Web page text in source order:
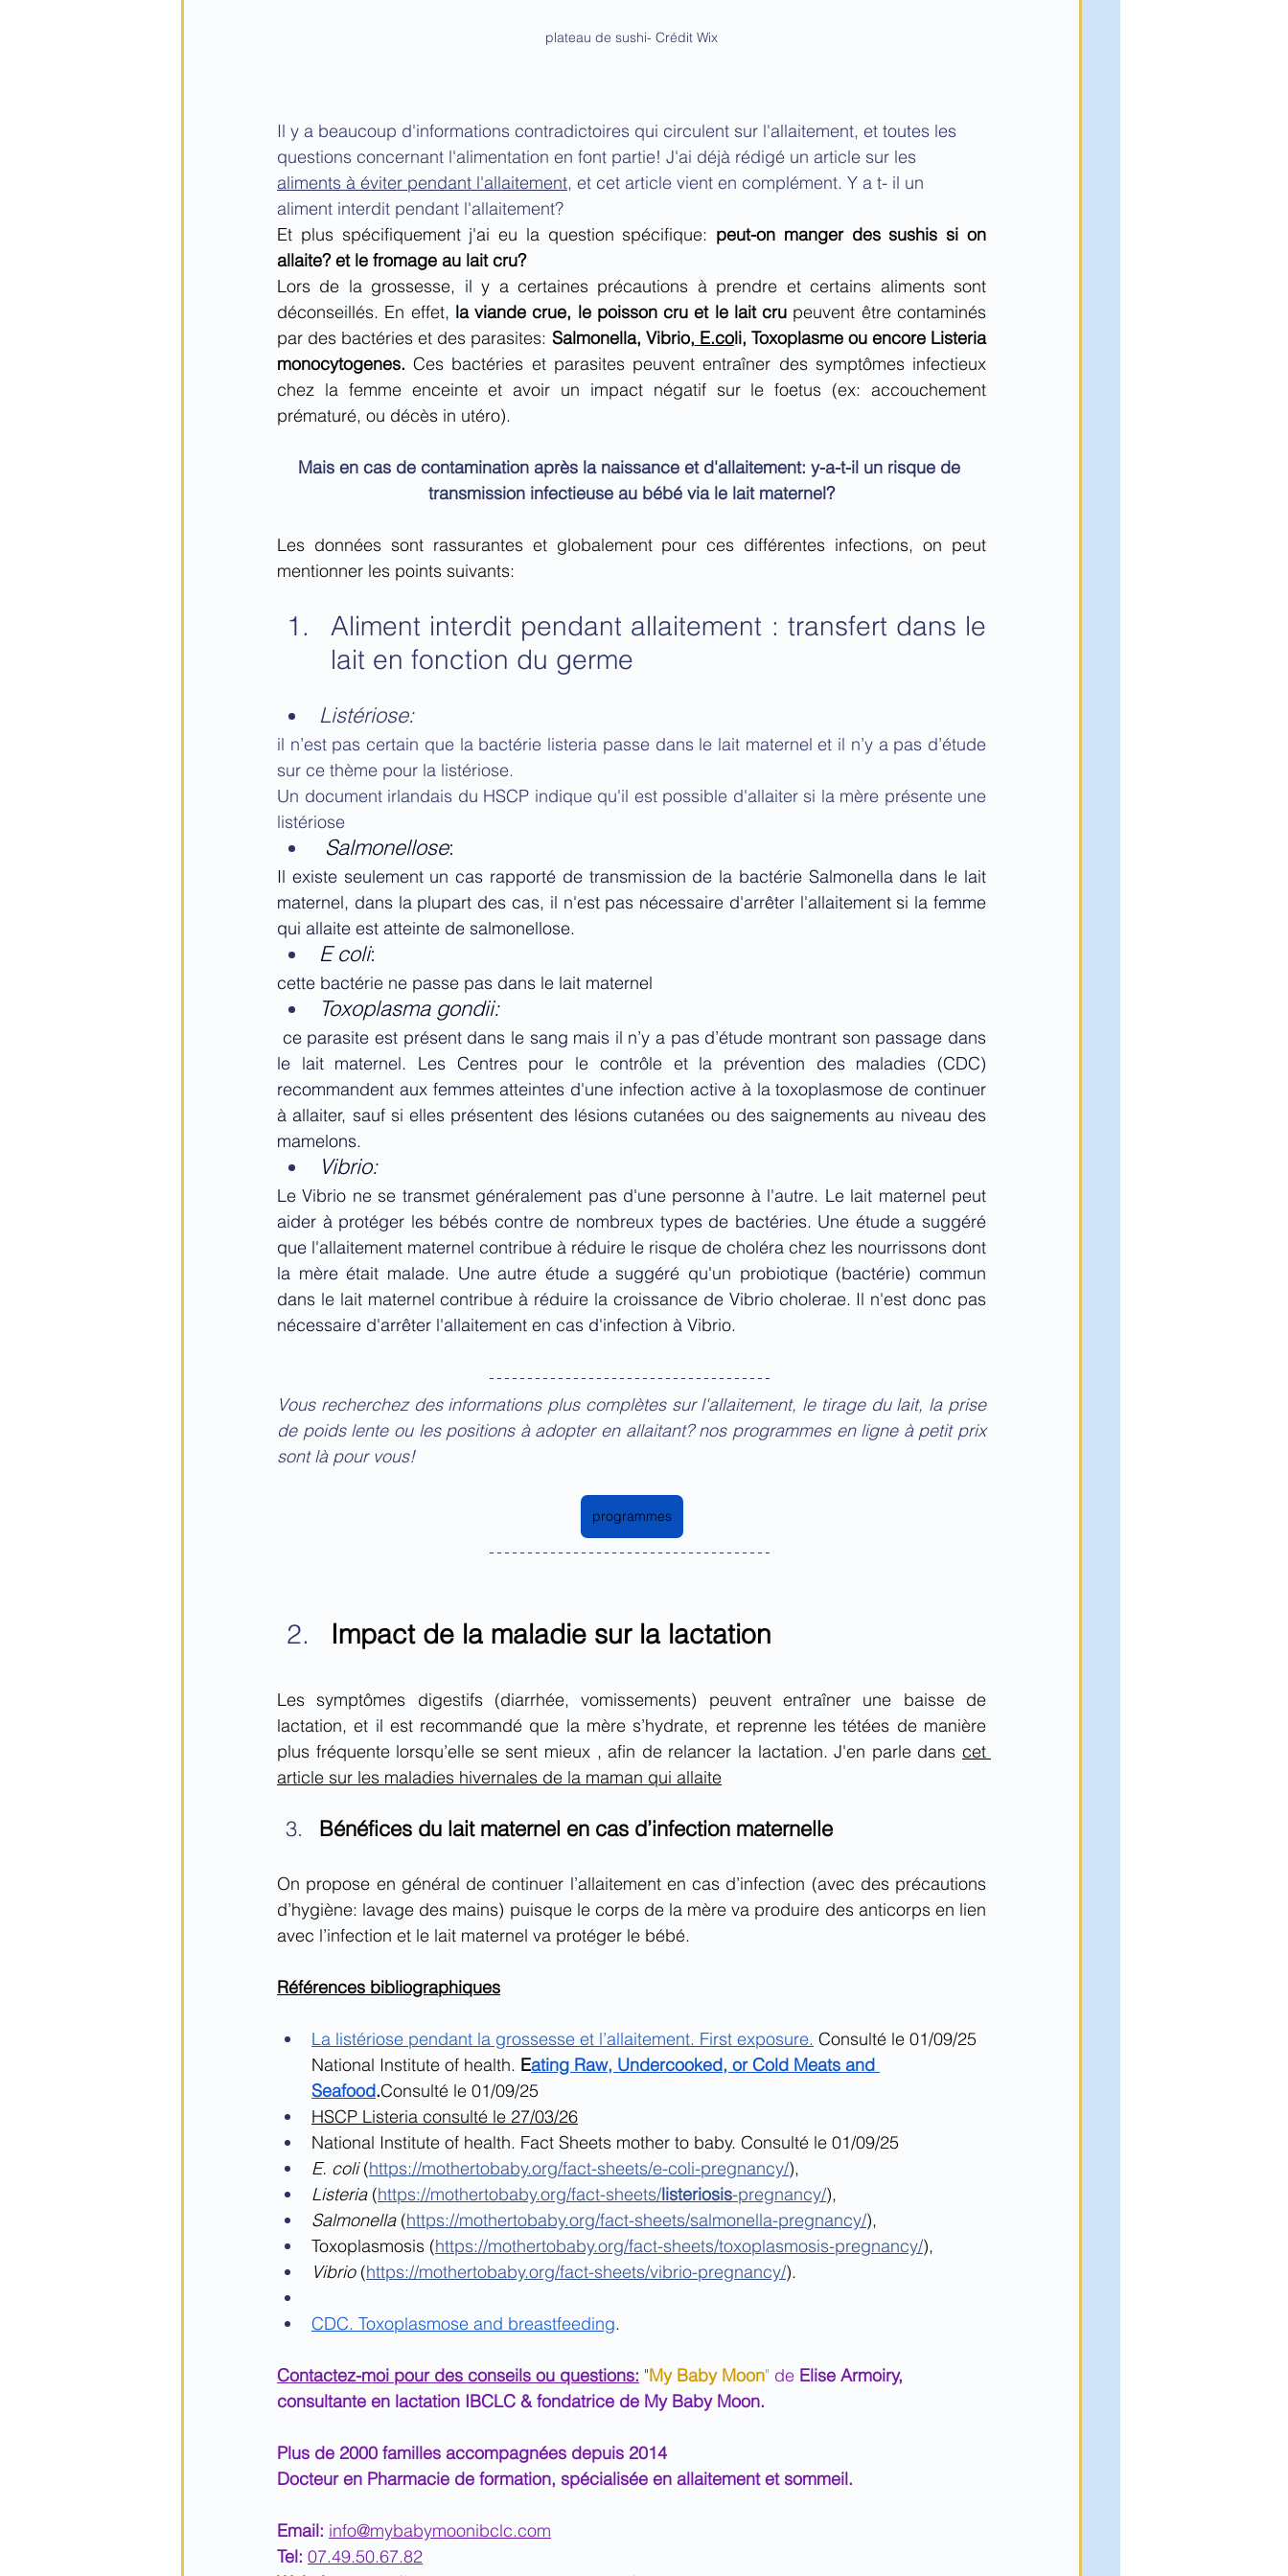
plateau de sushi- Crédit Wix
Il y a beaucoup d'informations contradictoires qui circulent sur l'allaitement, et toutes les
questions concernant l'alimentation en font partie! J'ai déjà rédigé un article sur les
aliments à éviter pendant l'allaitement, et cet article vient en complément. Y a t- il un
aliment interdit pendant l'allaitement?
Et plus spécifiquement j'ai eu la question spécifique: peut-on manger des sushis si on
allaite? et le fromage au lait cru?
Lors de la grossesse, il y a certaines précautions à prendre et certains aliments sont
déconseillés. En effet, la viande crue, le poisson cru et le lait cru peuvent être contaminés
par des bactéries et des parasites: Salmonella, Vibrio, E.coli, Toxoplasme ou encore Listeria
monocytogenes. Ces bactéries et parasites peuvent entraîner des symptômes infectieux
chez la femme enceinte et avoir un impact négatif sur le foetus (ex: accouchement
prématuré, ou décès in utéro).
Mais en cas de contamination après la naissance et d'allaitement: y-a-t-il un risque de
transmission infectieuse au bébé via le lait maternel?
Les données sont rassurantes et globalement pour ces différentes infections, on peut
mentionner les points suivants:
Aliment interdit pendant allaitement : transfert dans le
lait en fonction du germe
Listériose:
il n’est pas certain que la bactérie listeria passe dans le lait maternel et il n’y a pas d’étude
sur ce thème pour la listériose.
Un document irlandais du HSCP indique qu'il est possible d'allaiter si la mère présente une
listériose
Salmonellose:
Il existe seulement un cas rapporté de transmission de la bactérie Salmonella dans le lait
maternel, dans la plupart des cas, il n'est pas nécessaire d'arrêter l'allaitement si la femme
qui allaite est atteinte de salmonellose.
E coli:
cette bactérie ne passe pas dans le lait maternel
Toxoplasma gondii:
ce parasite est présent dans le sang mais il n’y a pas d’étude montrant son passage dans
le lait maternel. Les Centres pour le contrôle et la prévention des maladies (CDC)
recommandent aux femmes atteintes d'une infection active à la toxoplasmose de continuer
à allaiter, sauf si elles présentent des lésions cutanées ou des saignements au niveau des
mamelons.
Vibrio:
Le Vibrio ne se transmet généralement pas d'une personne à l'autre. Le lait maternel peut
aider à protéger les bébés contre de nombreux types de bactéries. Une étude a suggéré
que l'allaitement maternel contribue à réduire le risque de choléra chez les nourrissons dont
la mère était malade. Une autre étude a suggéré qu'un probiotique (bactérie) commun
dans le lait maternel contribue à réduire la croissance de Vibrio cholerae. Il n'est donc pas
nécessaire d'arrêter l'allaitement en cas d'infection à Vibrio.
Vous recherchez des informations plus complètes sur l'allaitement, le tirage du lait, la prise
de poids lente ou les positions à adopter en allaitant? nos programmes en ligne à petit prix
sont là pour vous!
programmes
Impact de la maladie sur la lactation
Les symptômes digestifs (diarrhée, vomissements) peuvent entraîner une baisse de
lactation, et il est recommandé que la mère s’hydrate, et reprenne les tétées de manière
plus fréquente lorsqu’elle se sent mieux , afin de relancer la lactation. J'en parle dans cet
article sur les maladies hivernales de la maman qui allaite
Bénéfices du lait maternel en cas d’infection maternelle
On propose en général de continuer l’allaitement en cas d’infection (avec des précautions
d’hygiène: lavage des mains) puisque le corps de la mère va produire des anticorps en lien
avec l’infection et le lait maternel va protéger le bébé.
Références bibliographiques
La listériose pendant la grossesse et l’allaitement. First exposure. Consulté le 01/09/25
National Institute of health. Eating Raw, Undercooked, or Cold Meats and
Seafood.Consulté le 01/09/25
HSCP Listeria consulté le 27/03/26
National Institute of health. Fact Sheets mother to baby. Consulté le 01/09/25
E. coli (https://mothertobaby.org/fact-sheets/e-coli-pregnancy/),
Listeria (https://mothertobaby.org/fact-sheets/listeriosis-pregnancy/),
Salmonella (https://mothertobaby.org/fact-sheets/salmonella-pregnancy/),
Toxoplasmosis (https://mothertobaby.org/fact-sheets/toxoplasmosis-pregnancy/),
Vibrio (https://mothertobaby.org/fact-sheets/vibrio-pregnancy/).
CDC. Toxoplasmose and breastfeeding.
Contactez-moi pour des conseils ou questions: "My Baby Moon" de Elise Armoiry,
consultante en lactation IBCLC & fondatrice de My Baby Moon.
Plus de 2000 familles accompagnées depuis 2014
Docteur en Pharmacie de formation, spécialisée en allaitement et sommeil.
Email: info@mybabymoonibclc.com
Tel: 07.49.50.67.82